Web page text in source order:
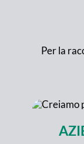
Per la